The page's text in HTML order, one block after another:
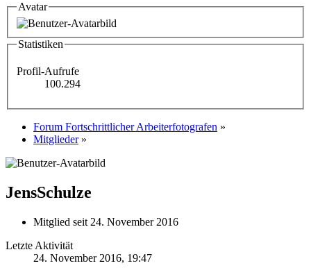
Avatar
Statistiken
Profil-Aufrufe
100.294
Forum Fortschrittlicher Arbeiterfotografen »
Mitglieder »
JensSchulze
Mitglied seit 24. November 2016
Letzte Aktivität
24. November 2016, 19:47